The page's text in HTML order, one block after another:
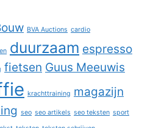
BVA Auctions cardio
duurzaam espresso
fietsen Guus Meeuwis
krachttraining magazijn
seo seo artikels seo teksten sport